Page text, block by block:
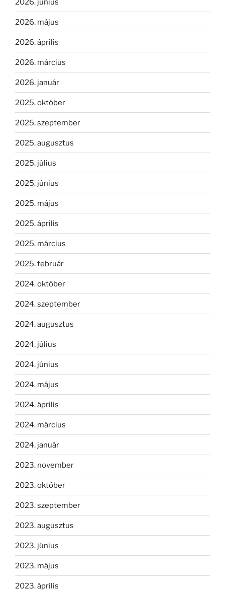
2026. május
2026. április
2026. március
2026. január
2025. október
2025. szeptember
2025. augusztus
2025. július
2025. június
2025. május
2025. április
2025. március
2025. február
2024. október
2024. szeptember
2024. augusztus
2024. július
2024. június
2024. május
2024. április
2024. március
2024. január
2023. november
2023. október
2023. szeptember
2023. augusztus
2023. június
2023. május
2023. április